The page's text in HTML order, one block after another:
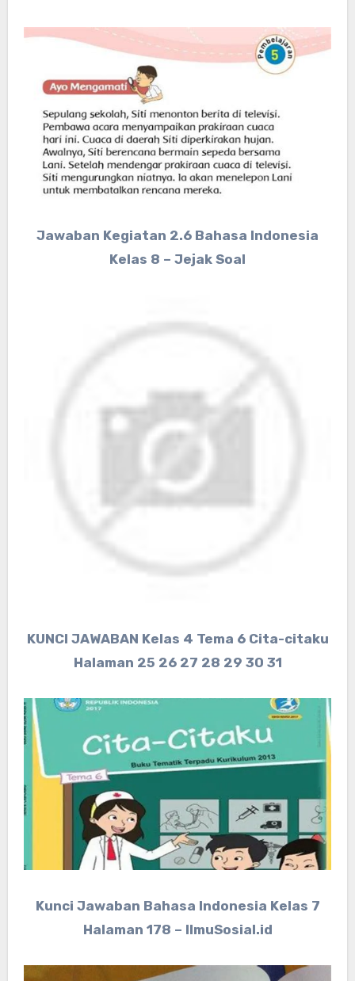
Jawaban Kegiatan 2.6 Bahasa Indonesia
Kelas 8 – Jejak Soal
KUNCI JAWABAN Kelas 4 Tema 6 Cita-citaku
Halaman 25 26 27 28 29 30 31
Kunci Jawaban Bahasa Indonesia Kelas 7
Halaman 178 – IlmuSosial.id